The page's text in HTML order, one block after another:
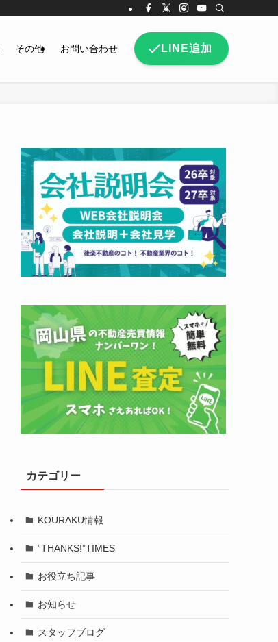
その他 お問い合わせ LINE追加
カテゴリー
KOURAKU情報
”THANKS!”TIMES
お役立ち記事
お知らせ
スタッフブログ